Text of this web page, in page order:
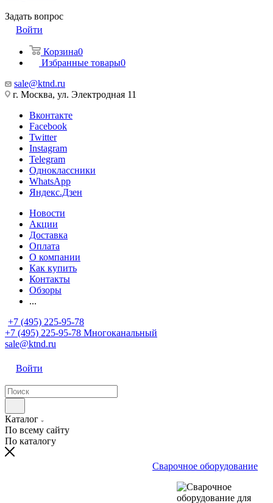
Задать вопрос
Войти
Корзина0
Избранные товары0
sale@ktnd.ru
г. Москва, ул. Электродная 11
Вконтакте
Facebook
Twitter
Instagram
Telegram
Одноклассники
WhatsApp
Яндекс.Дзен
Новости
Акции
Доставка
Оплата
О компании
Как купить
Контакты
Обзоры
...
+7 (495) 225-95-78
+7 (495) 225-95-78 Многоканальный
sale@ktnd.ru
Войти
Каталог
По всему сайту
По каталогу
Сварочное оборудование